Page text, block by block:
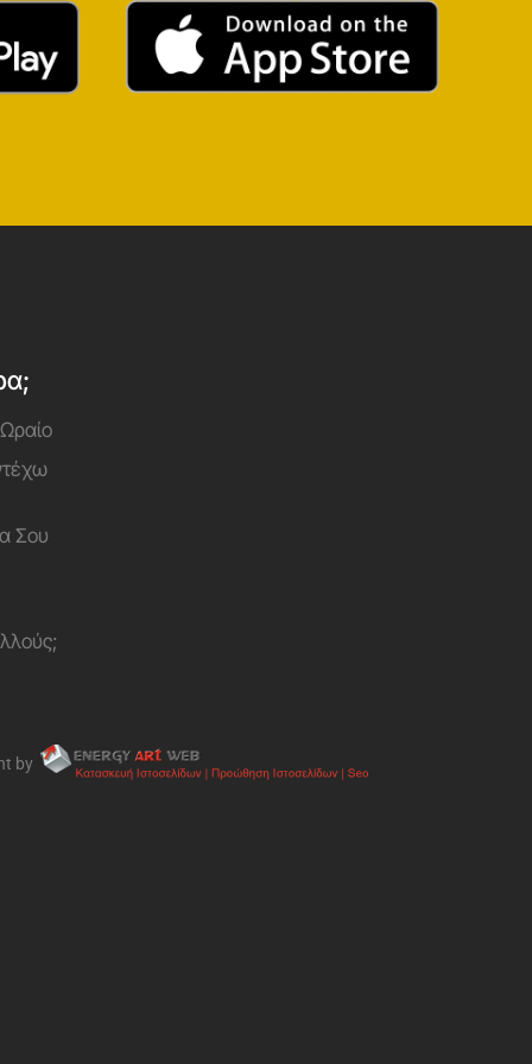
Σου
by